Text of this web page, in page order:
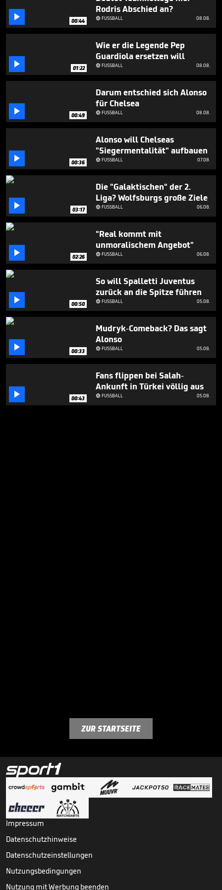
minute,
seconds
 00:44
Rodris Abschied an?
FUSSBALL 08.08.
 01:22
Wie er die Legende Pep
Guardiola ersetzen will
FUSSBALL 08.08.
 00:49
Darum entschied sich Alonso
für Chelsea
FUSSBALL 08.08.
 00:36
Alonso will Chelseas
"Siegermentalität" aufbauen
FUSSBALL 07.08.
 03:17
Die "Galaktischen" der 2.
Liga? Wolfsburgs große Ziele
FUSSBALL 06.08.
 02:26
"Real kommt mit
unmoralischem Angebot"
FUSSBALL 06.08.
 00:50
So will Spalletti Juventus
zurück an die Spitze führen
FUSSBALL 05.08.
 00:33
Mudryk-Comeback? Das sagt
Alonso
FUSSBALL 05.08.
 00:43
Fans flippen bei Salah-
Ankunft in Türkei völlig aus
FUSSBALL 05.08.
ZUR STARTSEITE
Impressum
Datenschutzhinweise
Datenschutzeinstellungen
Nutzungsbedingungen
Nutzung mit Werbung beenden